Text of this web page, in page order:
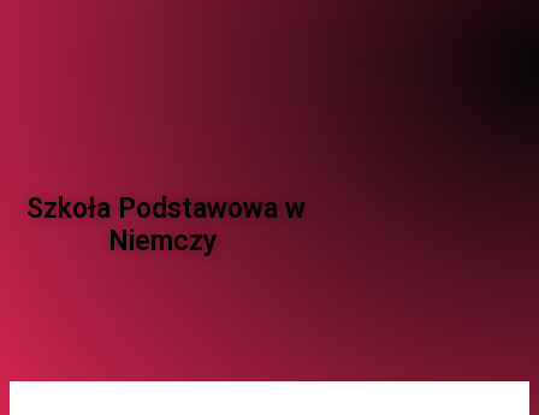
Szkoła Podstawowa w
Niemczy ​